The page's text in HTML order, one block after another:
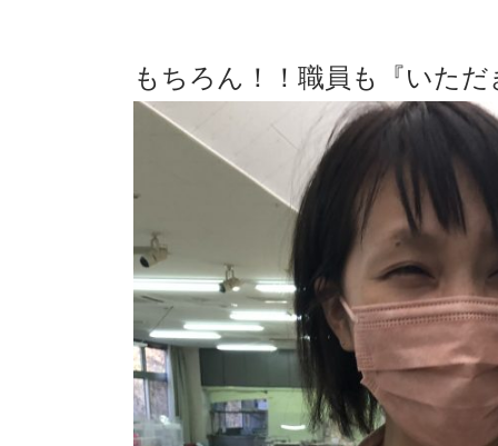
もちろん！！職員も『いた